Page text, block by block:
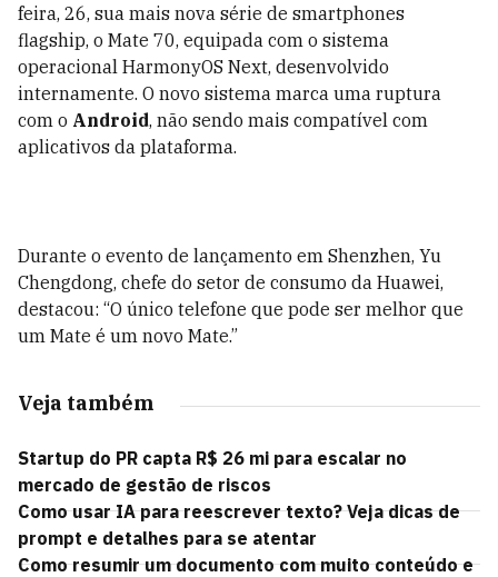
feira, 26, sua mais nova série de smartphones
flagship, o Mate 70, equipada com o sistema
operacional HarmonyOS Next, desenvolvido
internamente. O novo sistema marca uma ruptura
com o Android, não sendo mais compatível com
aplicativos da plataforma.
Durante o evento de lançamento em Shenzhen, Yu
Chengdong, chefe do setor de consumo da Huawei,
destacou: “O único telefone que pode ser melhor que
um Mate é um novo Mate.”
Veja também
Startup do PR capta R$ 26 mi para escalar no
mercado de gestão de riscos
Como usar IA para reescrever texto? Veja dicas de
prompt e detalhes para se atentar
Como resumir um documento com muito conteúdo e